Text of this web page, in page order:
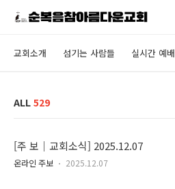
교회소개 섬기는 사람들 실시간 예배
ALL 529
[주 보｜교회소식] 2025.12.07
온라인 주보 2025.12.07